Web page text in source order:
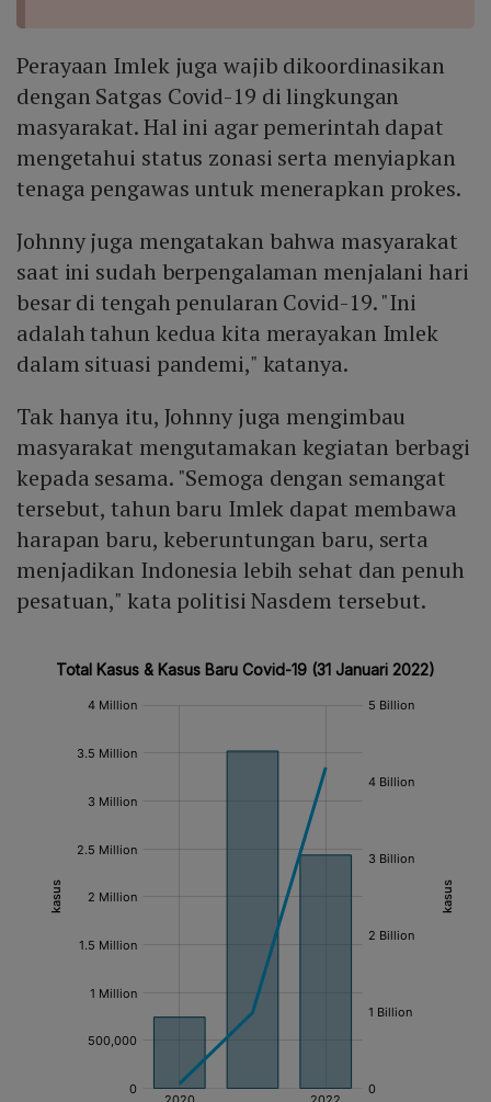
Perayaan Imlek juga wajib dikoordinasikan
dengan Satgas Covid-19 di lingkungan
masyarakat. Hal ini agar pemerintah dapat
mengetahui status zonasi serta menyiapkan
tenaga pengawas untuk menerapkan prokes.
Johnny juga mengatakan bahwa masyarakat
saat ini sudah berpengalaman menjalani hari
besar di tengah penularan Covid-19. "Ini
adalah tahun kedua kita merayakan Imlek
dalam situasi pandemi," katanya.
Tak hanya itu, Johnny juga mengimbau
masyarakat mengutamakan kegiatan berbagi
kepada sesama. "Semoga dengan semangat
tersebut, tahun baru Imlek dapat membawa
harapan baru, keberuntungan baru, serta
menjadikan Indonesia lebih sehat dan penuh
pesatuan," kata politisi Nasdem tersebut.